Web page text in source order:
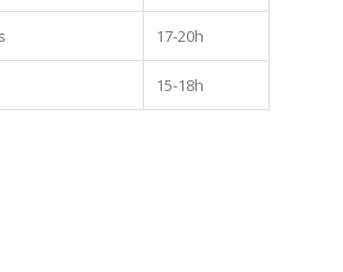
17-20h
15-18h